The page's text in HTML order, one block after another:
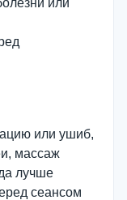
или ушиб,
массаж
лучше
сеансом